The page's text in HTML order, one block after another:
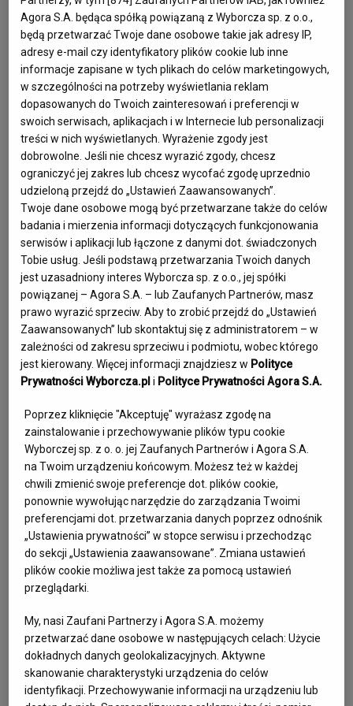
Najgłębszy karkonoski kocioł
polodowcowy znajduje się w Sudetach Zachodnich, u
podnóża Równi pod Śnieżką. Obok polsko-czeska
granica, do Karpacza tylko kilka kilometrów, choć
oczywiście wyprawa szlakiem zajmie nam blisko dwie
godziny.
Miejsce piękne, ale i tragiczne
Każdego roku te urocze regiony Polski odwiedzają
tysiące turystów. Część z nich zachwyca się widokami,
ale część na tym nie poprzestaje. Postanawia pójść na
bliższe spotkania z górami. Niestety, takie wyprawy
potrafią skończyć się tragicznie.
I to właśnie osobom, które swe życie zostawiły w
Łomniczki – Cmentarz Ofiar Gór. Słowo cmentarz
może tutaj nieco mylić, bo nie jest to klasyczna
nekropolia, do jakich jesteśmy przyzwyczajeni. To
miejsce symboliczne, utworzone z myślą o tych, którzy
pokochali góry, a te postanowiły ich tu zatrzymać.
Żyli w górach – w górach pozostali
Po raz pierwszy o założeniu takiego miejsca zaczęto
mówić wiele dekad temu, w latach 50. XX wieku. Z
różnych względów wówczas to się nie udało.
Inicjatywa wróciła po tragicznych wydarzeniach z
1979 roku. To wtedy w Himalajach zginęli trzej
Agora S.A. będąca spółką powiązaną z Wyborcza sp. z o.o.,
będą przetwarzać Twoje dane osobowe takie jak adresy IP,
adresy e-mail czy identyfikatory plików cookie lub inne
informacje zapisane w tych plikach do celów marketingowych,
w szczególności na potrzeby wyświetlania reklam
dopasowanych do Twoich zainteresowań i preferencji w
swoich serwisach, aplikacjach i w Internecie lub personalizacji
treści w nich wyświetlanych. Wyrażenie zgody jest
dobrowolne. Jeśli nie chcesz wyrazić zgody, chcesz
ograniczyć jej zakres lub chcesz wycofać zgodę uprzednio
udzieloną przejdź do „Ustawień Zaawansowanych”.
Twoje dane osobowe mogą być przetwarzane także do celów
badania i mierzenia informacji dotyczących funkcjonowania
serwisów i aplikacji lub łączone z danymi dot. świadczonych
Tobie usług. Jeśli podstawą przetwarzania Twoich danych
jest uzasadniony interes Wyborcza sp. z o.o., jej spółki
powiązanej – Agora S.A. – lub Zaufanych Partnerów, masz
prawo wyrazić sprzeciw. Aby to zrobić przejdź do „Ustawień
Zaawansowanych” lub skontaktuj się z administratorem – w
zależności od zakresu sprzeciwu i podmiotu, wobec którego
jest kierowany. Więcej informacji znajdziesz w Polityce
Prywatności Wyborcza.pl i Polityce Prywatności Agora S.A.
Poprzez kliknięcie "Akceptuję" wyrażasz zgodę na
zainstalowanie i przechowywanie plików typu cookie
Wyborczej sp. z o. o. jej Zaufanych Partnerów i Agora S.A.
na Twoim urządzeniu końcowym. Możesz też w każdej
chwili zmienić swoje preferencje dot. plików cookie,
ponownie wywołując narzędzie do zarządzania Twoimi
preferencjami dot. przetwarzania danych poprzez odnośnik
„Ustawienia prywatności” w stopce serwisu i przechodząc
do sekcji „Ustawienia zaawansowane”. Zmiana ustawień
plików cookie możliwa jest także za pomocą ustawień
przeglądarki.
My, nasi Zaufani Partnerzy i Agora S.A. możemy
przetwarzać dane osobowe w następujących celach:Użycie
dokładnych danych geolokalizacyjnych. Aktywne
skanowanie charakterystyki urządzenia do celów
identyfikacji. Przechowywanie informacji na urządzeniu lub